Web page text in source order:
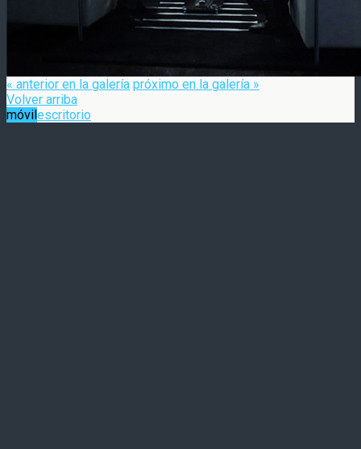
« anterior en la galería próximo en la galería »
Volver arriba
móvilescritorio